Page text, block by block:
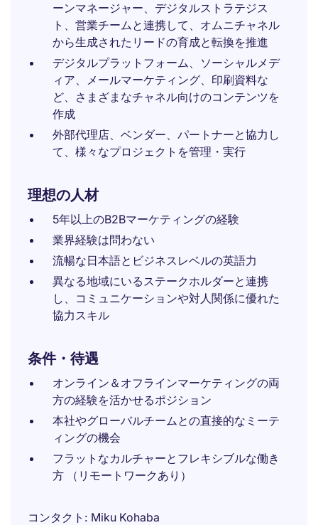
ーンマネージャー、デジタルストラテジス
ト、営業チームと連携して、オムニチャネル
から生成されたリードの育成と転換を推進
デジタルプラットフォーム、ソーシャルメデ
ィア、メールマーケティング、印刷資料な
ど、さまざまなチャネル向けのコンテンツを
作成
外部代理店、ベンダー、パートナーと協力し
て、様々なプロジェクトを管理・実行
理想の人材
5年以上のB2Bマーケティングの経験
業界経験は問わない
流暢な日本語とビジネスレベルの英語力
異なる地域にいるステークホルダーと連携
し、コミュニケーションや対人関係に優れた
協力スキル
条件・待遇
オンライン＆オフラインマーケティングの両
方の経験を活かせるポジション
本社やグローバルチームとの直接的なミーテ
ィングの機会
フラットなカルチャーとフレキシブルな働き
方 （リモートワークあり）
コンタクト Miku Kohaba